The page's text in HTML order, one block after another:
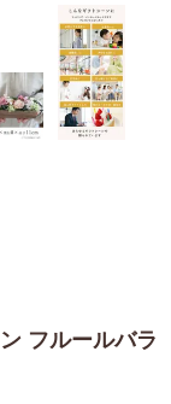
フルールバラ